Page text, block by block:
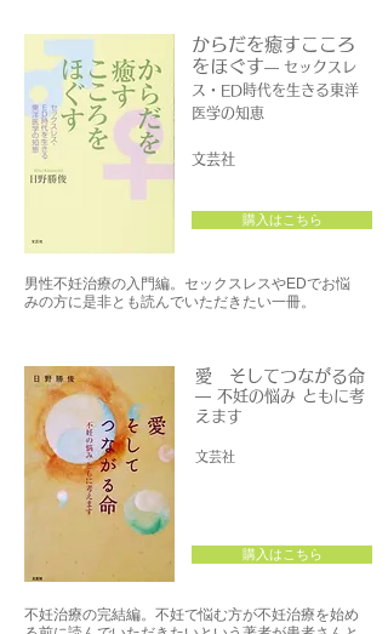
からだを癒すこころ
をほぐす— セックスレ
ス・ED時代を生きる東洋
医学の知恵
文芸社
購入はこちら
男性不妊治療の入門編。セックスレスやEDでお悩
みの方に是非とも読んでいただきたい一冊。
愛 そしてつながる命
— 不妊の悩み ともに考
えます
文芸社
購入はこちら
不妊治療の完結編。不妊で悩む方が不妊治療を始め